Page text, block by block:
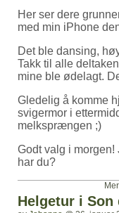
Her ser dere
med min iPhone
Det ble dansing,
Takk til alle
mine ble ødelagt.
Gledelig å komme
svigermor i
melksprængen ;)
Godt valg i morgen!
har du?
Helgetur i Son